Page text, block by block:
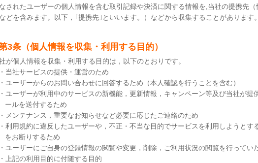
されたユーザーの個人情報を含む取引記録や決済に関する情報を,当社の提携先
どを含みます。以下，｢提携先｣といいます。）などから収集することがあります。
3条（個人情報を収集・利用する目的）
が個人情報を収集・利用する目的は，以下のとおりです。
当社サービスの提供・運営のため
ユーザーからのお問い合わせに回答するため（本人確認を行うことを含む）
ユーザーが利用中のサービスの新機能，更新情報，キャンペーン等及び当社が提
ールを送付するため
メンテナンス，重要なお知らせなど必要に応じたご連絡のため
利用規約に違反したユーザーや，不正・不当な目的でサービスを利用しようとす
をお断りするため
ユーザーにご自身の登録情報の閲覧や変更，削除，ご利用状況の閲覧を行ってい
上記の利用目的に付随する目的